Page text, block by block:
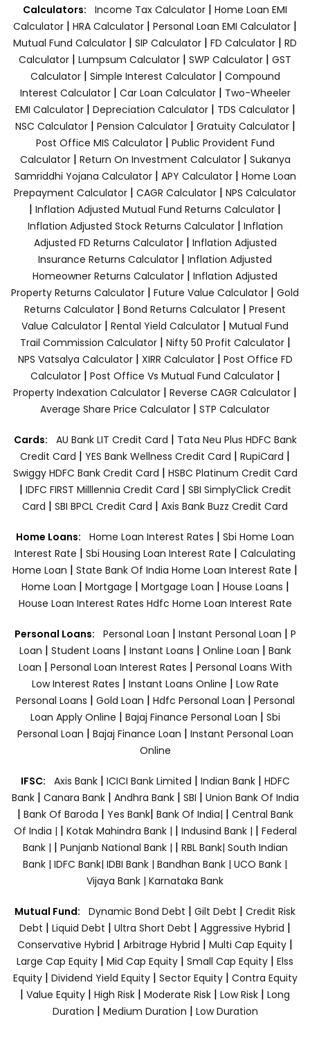
Calculators: Income Tax Calculator | Home Loan EMI
Calculator | HRA Calculator | Personal Loan EMI Calculator |
Mutual Fund Calculator | SIP Calculator | FD Calculator | RD
Calculator | Lumpsum Calculator | SWP Calculator | GST
Calculator| Simple Interest Calculator| Compound
Interest Calculator| Car Loan Calculator| Two-Wheeler
EMI Calculator| Depreciation Calculator| TDS Calculator|
NSC Calculator| Pension Calculator| Gratuity Calculator|
Post Office MIS Calculator| Public Provident Fund
Calculator| Return On Investment Calculator| Sukanya
Samriddhi Yojana Calculator| APY Calculator| Home Loan
Prepayment Calculator | CAGR Calculator | NPS Calculator
| Inflation Adjusted Mutual Fund Returns Calculator |
Inflation Adjusted Stock Returns Calculator| Inflation
Adjusted FD Returns Calculator| Inflation Adjusted
Insurance Returns Calculator | Inflation Adjusted
Homeowner Returns Calculator | Inflation Adjusted
Property Returns Calculator | Future Value Calculator | Gold
Returns Calculator | Bond Returns Calculator | Present
Value Calculator | Rental Yield Calculator | Mutual Fund
Trail Commission Calculator| Nifty 50 Profit Calculator|
NPS Vatsalya Calculator| XIRR Calculator| Post Office FD
Calculator| Post Office Vs Mutual Fund Calculator|
Property Indexation Calculator | Reverse CAGR Calculator |
Average Share Price Calculator | STP Calculator
Cards: AU Bank LIT Credit Card | Tata Neu Plus HDFC Bank
Credit Card | YES Bank Wellness Credit Card | RupiCard |
Swiggy HDFC Bank Credit Card | HSBC Platinum Credit Card
| IDFC FIRST Milllennia Credit Card | SBI SimplyClick Credit
Card | SBI BPCL Credit Card | Axis Bank Buzz Credit Card
Home Loans: Home Loan Interest Rates | Sbi Home Loan
Interest Rate | Sbi Housing Loan Interest Rate | Calculating
Home Loan | State Bank Of India Home Loan Interest Rate |
Home Loan | Mortgage | Mortgage Loan | House Loans |
House Loan Interest Rates Hdfc Home Loan Interest Rate
Personal Loans: Personal Loan | Instant Personal Loan | P
Loan | Student Loans | Instant Loans | Online Loan | Bank
Loan | Personal Loan Interest Rates | Personal Loans With
Low Interest Rates | Instant Loans Online | Low Rate
Personal Loans | Gold Loan | Hdfc Personal Loan | Personal
Loan Apply Online | Bajaj Finance Personal Loan | Sbi
Personal Loan | Bajaj Finance Loan | Instant Personal Loan
Online
IFSC: Axis Bank | ICICI Bank Limited | Indian Bank | HDFC
Bank| Canara Bank | Andhra Bank| SBI | Union Bank Of India
| Bank Of Baroda | Yes Bank| Bank Of India| | Central Bank
Of India | | Kotak Mahindra Bank | | Indusind Bank | | Federal
Bank | | Punjanb National Bank | | RBL Bank| South Indian
Bank | IDFC Bank| IDBI Bank | Bandhan Bank | UCO Bank |
Vijaya Bank | Karnataka Bank
Mutual Fund: Dynamic Bond Debt | Gilt Debt | Credit Risk
Debt | Liquid Debt | Ultra Short Debt | Aggressive Hybrid |
Conservative Hybrid | Arbitrage Hybrid | Multi Cap Equity |
Large Cap Equity | Mid Cap Equity | Small Cap Equity | Elss
Equity| Dividend Yield Equity| Sector Equity | Contra Equity
| Value Equity | High Risk | Moderate Risk | Low Risk | Long
Duration | Medium Duration | Low Duration